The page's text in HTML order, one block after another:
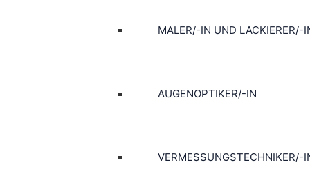
MALER/-IN UND LACKIERER/-
AUGENOPTIKER/-IN
VERMESSUNGSTECHNIKER/-